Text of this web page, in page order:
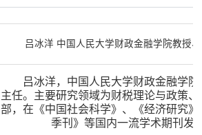
吕冰洋 中国人民大学财政金融学院教授
吕冰洋，中国人民大学财政金融学
主任。主要研究领域为财税理论与政策
部，在《中国社会科学》、《经济研究
季刊》等国内一流学术期刊发